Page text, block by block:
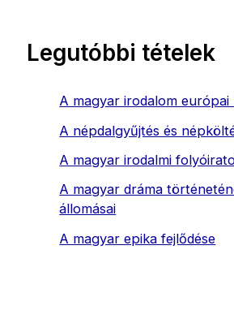
Legutóbbi tételek
A magyar irodalom európai
A népdalgyűjtés és
A magyar irodalmi
A magyar dráma
állomásai
A magyar epika fejlődése